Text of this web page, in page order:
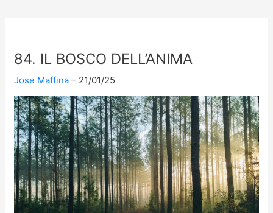
84. IL BOSCO DELL’ANIMA
Jose Maffina 21/01/25